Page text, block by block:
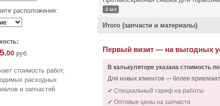
расположение:
,00 руб.
стоимость работ,
расходных
и запчастей
4 мл
Итого (запчасти и материалы)
Первый визит — на выгодных
В калькуляторе указана стоимость
Для новых клиентов — более
✔ Специальный тариф на работы
✔ Оптовые цены на запчасти